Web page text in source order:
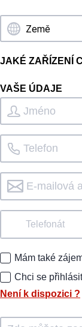
JAKÉ ZAŘÍZENÍ
VAŠE ÚDAJE
Telefonát
Mám také
Chci se
Není k dispozici ?